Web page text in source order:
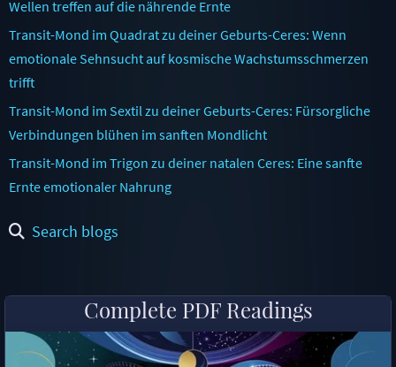
Wellen treffen auf die nährende Ernte
Transit-Mond im Quadrat zu deiner Geburts-Ceres: Wenn
emotionale Sehnsucht auf kosmische Wachstumsschmerzen
trifft
Transit-Mond im Sextil zu deiner Geburts-Ceres: Fürsorgliche
Verbindungen blühen im sanften Mondlicht
Transit-Mond im Trigon zu deiner natalen Ceres: Eine sanfte
Ernte emotionaler Nahrung
Search blogs
Complete PDF Readings